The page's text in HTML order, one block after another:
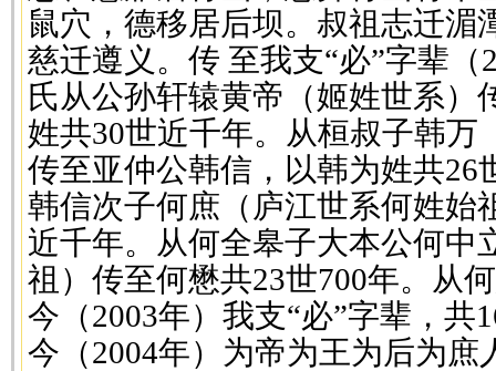
鼠穴，德移居后坝。叔祖志迁湄
慈迁遵义。传 至我支“必”字辈（
氏从公孙轩辕黄帝（姬姓世系）
姓共30世近千年。从桓叔子韩万
传至亚仲公韩信，以韩为姓共26
韩信次子何庶（庐江世系何姓始
近千年。从何全皋子大本公何中
祖）传至何懋共23世700年。从
今（2003年）我支“必”字辈，共
今（2004年）为帝为王为后为庶